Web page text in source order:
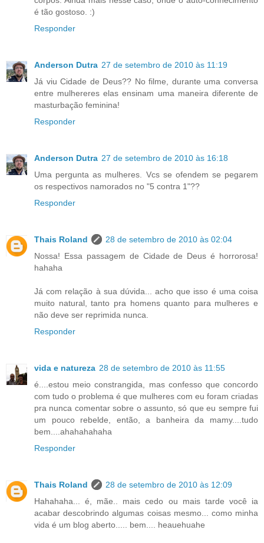
é tão gostoso. :)
Responder
Anderson Dutra 27 de setembro de 2010 às 11:19
Já viu Cidade de Deus?? No filme, durante uma conversa
entre mulhereres elas ensinam uma maneira diferente de
masturbação feminina!
Responder
Anderson Dutra 27 de setembro de 2010 às 16:18
Uma pergunta as mulheres. Vcs se ofendem se pegarem
os respectivos namorados no "5 contra 1"??
Responder
Thais Roland
28 de setembro de 2010 às 02:04
Nossa! Essa passagem de Cidade de Deus é horrorosa!
hahaha
Já com relação à sua dúvida... acho que isso é uma coisa
muito natural, tanto pra homens quanto para mulheres e
não deve ser reprimida nunca.
Responder
vida e natureza 28 de setembro de 2010 às 11:55
é....estou meio constrangida, mas confesso que concordo
com tudo o problema é que mulheres com eu foram criadas
pra nunca comentar sobre o assunto, só que eu sempre fui
um pouco rebelde, então, a banheira da mamy....tudo
bem....ahahahahaha
Responder
Thais Roland
28 de setembro de 2010 às 12:09
Hahahaha... é, mãe.. mais cedo ou mais tarde você ia
acabar descobrindo algumas coisas mesmo... como minha
vida é um blog aberto..... bem.... heauehuahe